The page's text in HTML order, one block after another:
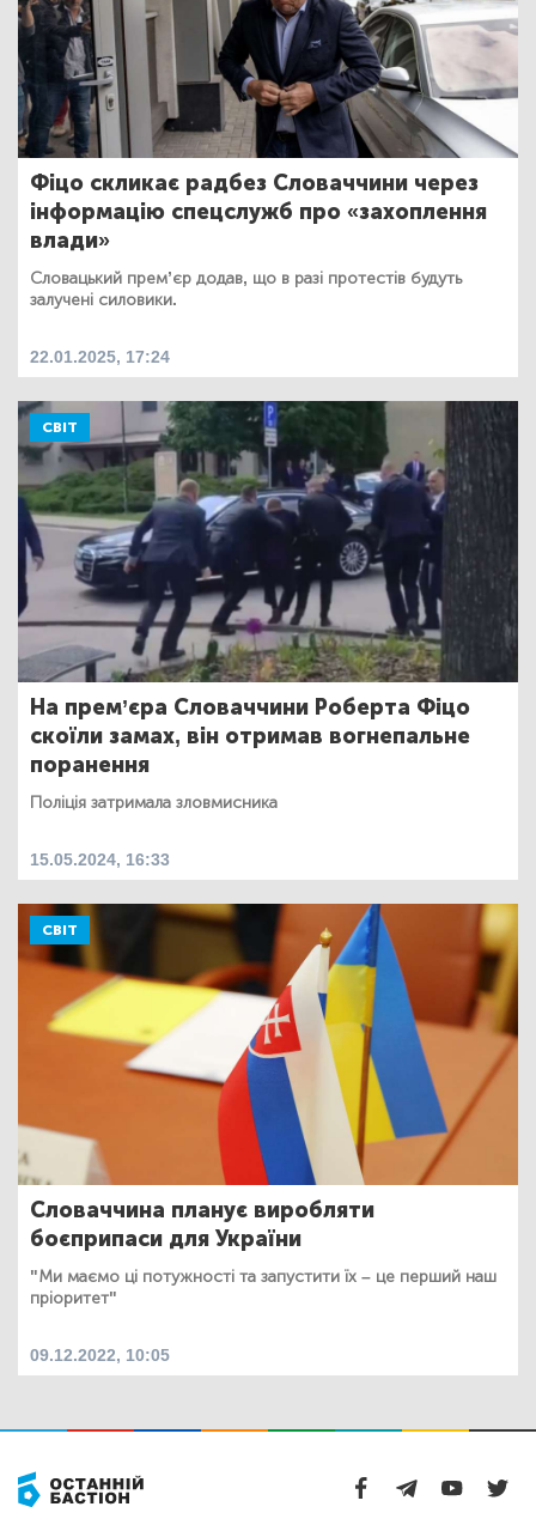
Фіцо скликає радбез Словаччини через
інформацію спецслужб про «захоплення
влади»
Словацький премʼєр додав, що в разі протестів будуть
залучені силовики.
22.01.2025, 17:24
СВІТ
На прем’єра Словаччини Роберта Фіцо
скоїли замах, він отримав вогнепальне
поранення
Поліція затримала зловмисника
15.05.2024, 16:33
СВІТ
Словаччина планує виробляти
боєприпаси для України
"Ми маємо ці потужності та запустити їх – це перший наш
пріоритет"
09.12.2022, 10:05